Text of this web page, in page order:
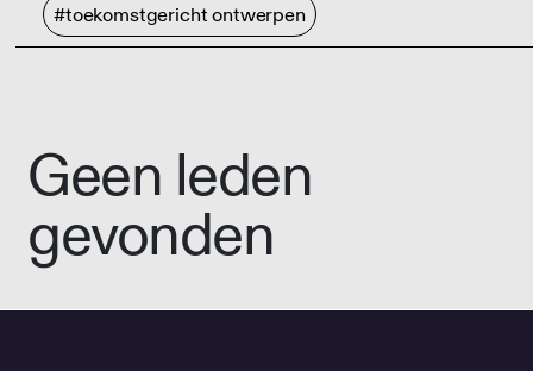
#toekomstgericht ontwerpen
Geen leden
gevonden